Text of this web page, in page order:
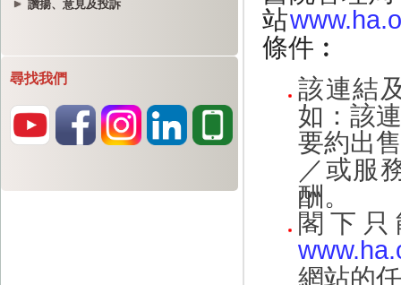
讚揚、意見及投訴
尋找我們